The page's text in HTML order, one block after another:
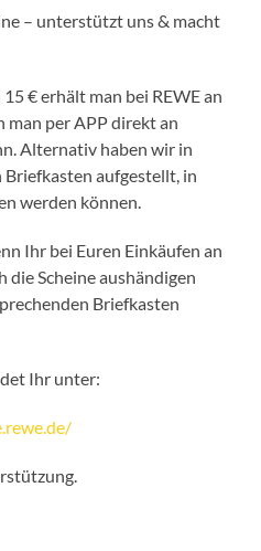
– unterstützt uns & macht
€ erhält man bei REWE an
man per APP direkt an
Alternativ haben wir in
Briefkasten aufgestellt, in
werden können.
Ihr bei Euren Einkäufen an
die Scheine aushändigen
Briefkasten
Ihr unter: